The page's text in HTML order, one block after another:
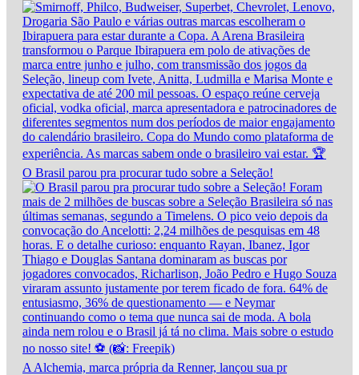
O Brasil parou pra procurar tudo sobre a Seleção!
A Alchemia, marca própria da Renner, lançou sua pr